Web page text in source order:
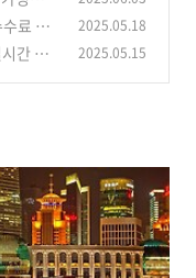
료 환
2025.05.18
간 앱
2025.05.15